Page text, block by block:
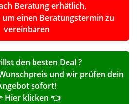
Beratung erhätlich,
einen Beratungstermin zu
vereinbaren
den besten Deal ?
und wir prüfen dein
sofort!
Hier klicken 👈